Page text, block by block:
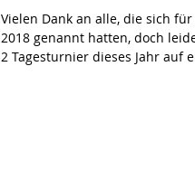
Vielen Dank an alle, die sich für
2018 genannt hatten, doch
2 Tagesturnier dieses Jahr auf